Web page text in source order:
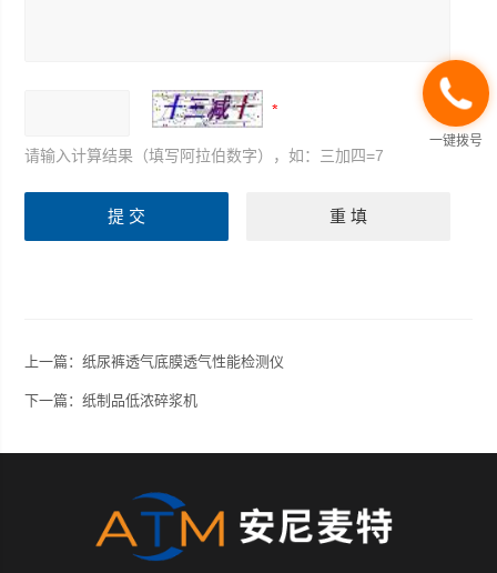
请输入计算结果（填写阿拉伯数字），如：三加四=7
上一篇：纸尿裤透气底膜透气性能检测仪
下一篇：纸制品低浓碎浆机
一键拨号